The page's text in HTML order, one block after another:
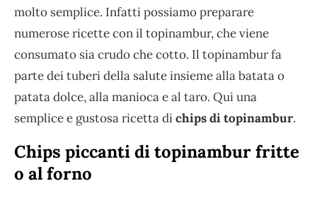
molto semplice. Infatti possiamo preparare
numerose ricette con il topinambur, che viene
consumato sia crudo che cotto. Il topinambur fa
parte dei tuberi della salute insieme alla batata o
patata dolce, alla manioca e al taro. Qui una
semplice e gustosa ricetta dichips di topinambur.
Chips piccanti di topinambur fritte
o al forno